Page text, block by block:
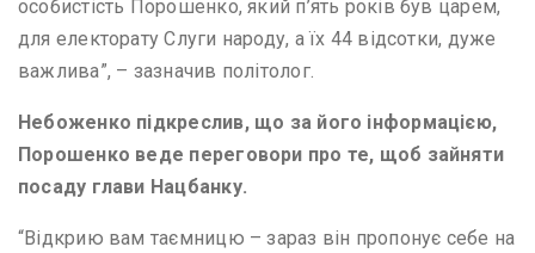
особистість Порошенко, який п’ять років був царем,
для електорату Слуги народу, а їх 44 відсотки, дуже
важлива”, – зазначив політолог.
Небоженко підкреслив, що за його інформацією,
Порошенко веде переговори про те, щоб зайняти
посаду глави Нацбанку.
“Відкрию вам таємницю – зараз він пропонує себе на